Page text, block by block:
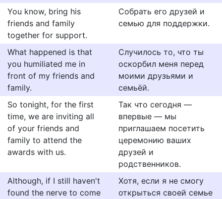
You know, bring his
friends and family
together for support.
Собрать его друзей и
семью для поддержки.
What happened is that
you humiliated me in
front of my friends and
family.
Случилось то, что ты
оскорбил меня перед
моими друзьями и
семьёй.
So tonight, for the first
time, we are inviting all
of your friends and
family to attend the
awards with us.
Так что сегодня —
впервые — мы
приглашаем посетить
церемонию ваших
друзей и
родственников.
Although, if I still haven't
found the nerve to come
Хотя, если я не смогу
открыться своей семье